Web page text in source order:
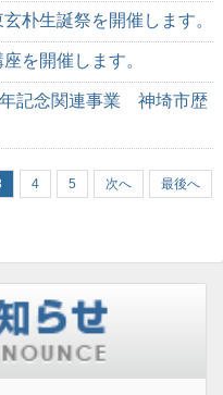
朴生誕祭を開催します。
を開催します。
記念関連事業 神埼市歴
4 5 次へ 最後へ